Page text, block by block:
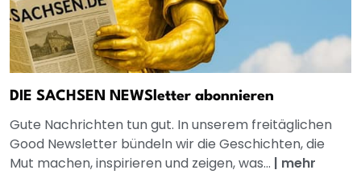
DIE SACHSEN NEWSletter abonnieren
Gute Nachrichten tun gut. In unserem freitäglichen
Good Newsletter bündeln wir die Geschichten, die
Mut machen, inspirieren und zeigen, was... | mehr